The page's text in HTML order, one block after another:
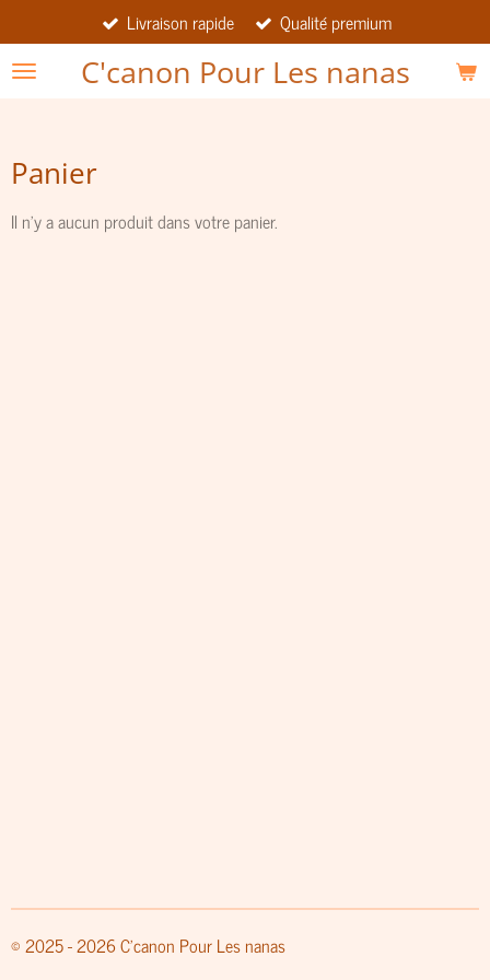
au
contenu
C'canon Pour Les nanas
Livraison rapide Qualité premium
Panier
Il n'y a aucun produit dans votre panier.
© 2025 - 2026 C'canon Pour Les nanas